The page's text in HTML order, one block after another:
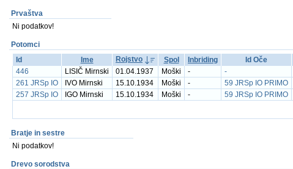
Prvaštva
Ni podatkov!
Potomci
Id
Ime Rojstvo Spol Inbriding Id Oče
446
LISIČ Mirnski 01.04.1937 Moški - -
261 JRSp IO
IVO Mirnski 15.10.1934 Moški - 59 JRSp IO PRIMO
257 JRSp IO
IGO Mirnski 15.10.1934 Moški - 59 JRSp IO PRIMO
Bratje in sestre
Ni podatkov!
Drevo sorodstva